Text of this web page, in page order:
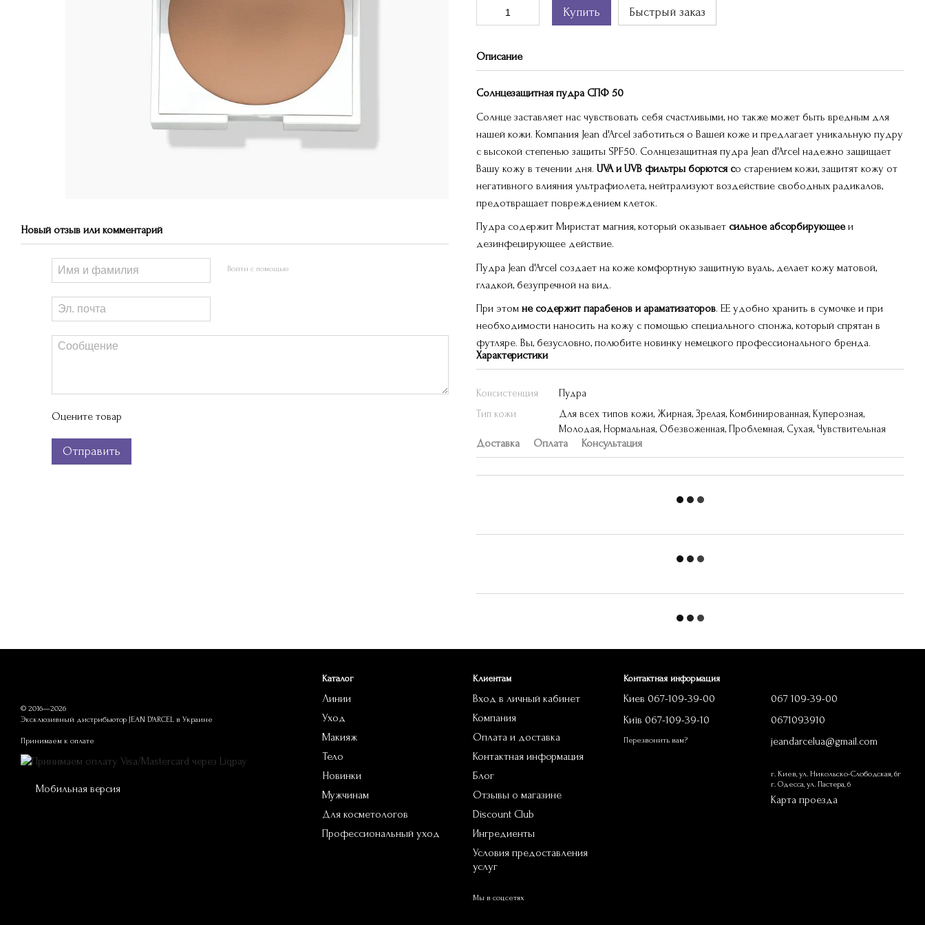
Новый отзыв или комментарий
Войти с помощью
Оцените товар
Отправить
Купить Быстрый заказ
Описание
Солнцезащитная пудра СПФ 50
Солнце заставляет нас чувствовать себя счастливыми, но также может быть вредным для
нашей кожи. Компания Jean d'Arcel заботиться о Вашей коже и предлагает уникальную пудру
с высокой степенью защиты SPF50. Солнцезащитная пудра Jean d'Arcel надежно защищает
Вашу кожу в течении дня. UVA и UVB фильтры борются со старением кожи, защитят кожу от
негативного влияния ультрафиолета, нейтрализуют воздействие свободных радикалов,
предотвращает повреждением клеток.
Пудра содержит Миристат магния, который оказывает сильное абсорбирующееи
дезинфецирующее действие.
Пудра Jean d'Arcel создает на коже комфортную защитную вуаль, делает кожу матовой,
гладкой, безупречной на вид.
При этом не содержит парабенов и араматизаторов. ЕЕ удобно хранить в сумочке и при
необходимости наносить на кожу с помощью специального спонжа, который спрятан в
футляре. Вы, безусловно, полюбите новинку немецкого профессионального бренда.
Характеристики
Консистенция
Пудра
Тип кожи
Для всех типов кожи, Жирная, Зрелая, Комбинированная, Куперозная,
Молодая, Нормальная, Обезвоженная, Проблемная, Сухая, Чувствительная
Доставка Оплата Консультация
© 2016—2026
Эксклюзивный дистрибьютор JEAN D'ARCEL в Украине
Принимаем к оплате
Мобильная версия
Каталог
Линии
Уход
Макияж
Тело
Новинки
Мужчинам
Для косметологов
Профессиональный уход
Клиентам
Вход в личный кабинет
Компания
Оплата и доставка
Контактная информация
Блог
Отзывы о магазине
Discount Club
Ингредиенты
Условия предоставления
услуг
Мы в соцсетях
Контактная информация
Киев 067-109-39-00
Київ 067-109-39-10
Перезвонить вам?
067 109-39-00
0671093910
jeandarcelua@gmail.com
г. Киев, ул. Никольско-Слободская, 6г
г. Одесса, ул. Пастера, 6
Карта проезда